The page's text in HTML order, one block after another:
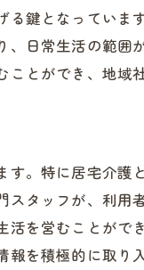
ビスの実態
鍵となっていま
日常生活の範囲
とができ、地域
。特に居宅介護
タッフが、利用
を営むことがで
を積極的に取り